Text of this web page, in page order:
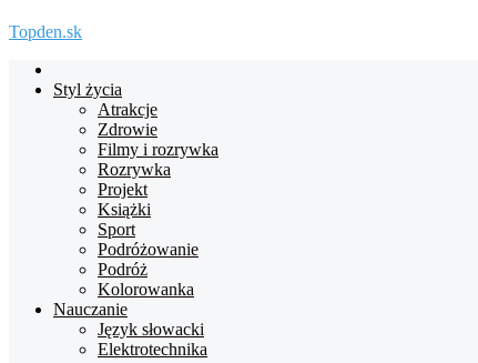
Topden.sk
główna
Styl życia
Atrakcje
Zdrowie
Filmy i rozrywka
Rozrywka
Projekt
Książki
Sport
Podróżowanie
Podróż
Kolorowanka
Nauczanie
Język słowacki
Elektrotechnika